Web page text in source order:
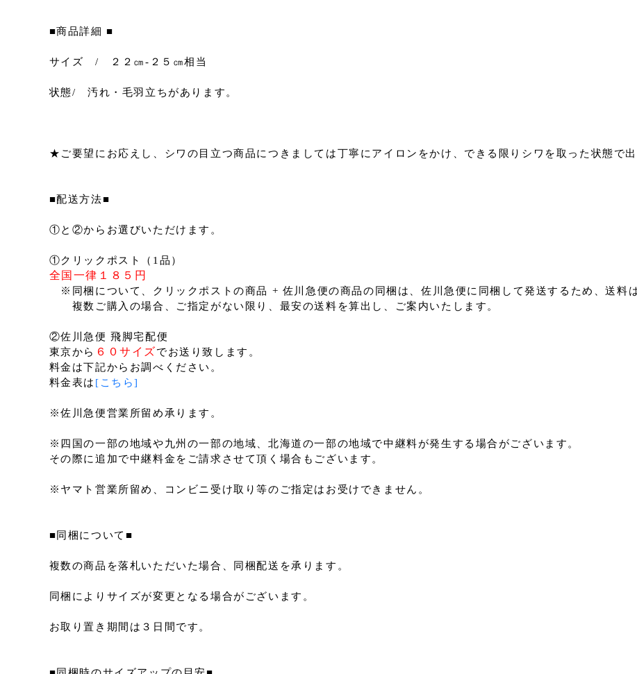
■商品詳細 ■
サイズ / ２２㎝‐２５㎝相当
状態/ 汚れ・毛羽立ちがあります。
★ご要望にお応えし、シワの目立つ商品につきましては丁寧にアイロンをかけ、できる限りシワを取った状態で出
■配送方法■
①と②からお選びいただけます。
①クリックポスト（1品）
全国一律１８５円
※同梱について、クリックポストの商品 + 佐川急便の商品の同梱は、佐川急便に同梱して発送するため、送料
複数ご購入の場合、ご指定がない限り、最安の送料を算出し、ご案内いたします。
②佐川急便 飛脚宅配便
東京から ６０サイズでお送り致します。
料金は下記からお調べください。
料金表は [こちら]
※佐川急便営業所留め承ります。
※四国の一部の地域や九州の一部の地域、北海道の一部の地域で中継料が発生する場合がございます。
その際に追加で中継料金をご請求させて頂く場合もございます。
※ヤマト営業所留め、コンビニ受け取り等のご指定はお受けできません。
■同梱について■
複数の商品を落札いただいた場合、同梱配送を承ります。
同梱によりサイズが変更となる場合がございます。
お取り置き期間は３日間です。